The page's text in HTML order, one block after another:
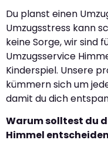
Du planst einen
Umzugsstress kann
keine Sorge, wir sind
Umzugsservice
Kinderspiel. Unsere
kümmern sich um
damit du dich
Warum solltest du
Himmel